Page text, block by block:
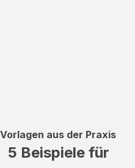
Vorlagen aus der Praxis
5 Beispiele für